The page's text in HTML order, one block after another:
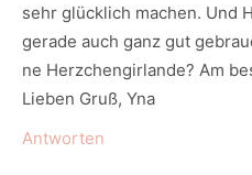
sehr glücklich machen. Und
gerade auch ganz gut
ne Herzchengirlande? Am
Lieben Gruß, Yna
Antworten